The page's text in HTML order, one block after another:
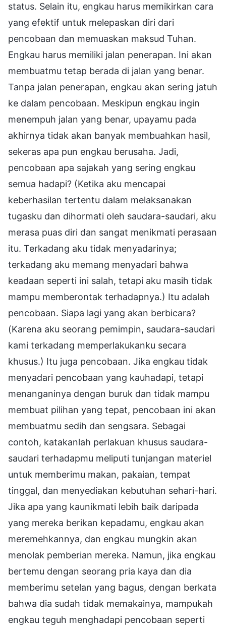
status. Selain itu, engkau harus memikirkan cara
yang efektif untuk melepaskan diri dari
pencobaan dan memuaskan maksud Tuhan.
Engkau harus memiliki jalan penerapan. Ini akan
membuatmu tetap berada di jalan yang benar.
Tanpa jalan penerapan, engkau akan sering jatuh
ke dalam pencobaan. Meskipun engkau ingin
menempuh jalan yang benar, upayamu pada
akhirnya tidak akan banyak membuahkan hasil,
sekeras apa pun engkau berusaha. Jadi,
pencobaan apa sajakah yang sering engkau
semua hadapi? (Ketika aku mencapai
keberhasilan tertentu dalam melaksanakan
tugasku dan dihormati oleh saudara-saudari, aku
merasa puas diri dan sangat menikmati perasaan
itu. Terkadang aku tidak menyadarinya;
terkadang aku memang menyadari bahwa
keadaan seperti ini salah, tetapi aku masih tidak
mampu memberontak terhadapnya.) Itu adalah
pencobaan. Siapa lagi yang akan berbicara?
(Karena aku seorang pemimpin, saudara-saudari
kami terkadang memperlakukanku secara
khusus.) Itu juga pencobaan. Jika engkau tidak
menyadari pencobaan yang kauhadapi, tetapi
menanganinya dengan buruk dan tidak mampu
membuat pilihan yang tepat, pencobaan ini akan
membuatmu sedih dan sengsara. Sebagai
contoh, katakanlah perlakuan khusus saudara-
saudari terhadapmu meliputi tunjangan materiel
untuk memberimu makan, pakaian, tempat
tinggal, dan menyediakan kebutuhan sehari-hari.
Jika apa yang kaunikmati lebih baik daripada
yang mereka berikan kepadamu, engkau akan
meremehkannya, dan engkau mungkin akan
menolak pemberian mereka. Namun, jika engkau
bertemu dengan seorang pria kaya dan dia
memberimu setelan yang bagus, dengan berkata
bahwa dia sudah tidak memakainya, mampukah
engkau teguh menghadapi pencobaan seperti